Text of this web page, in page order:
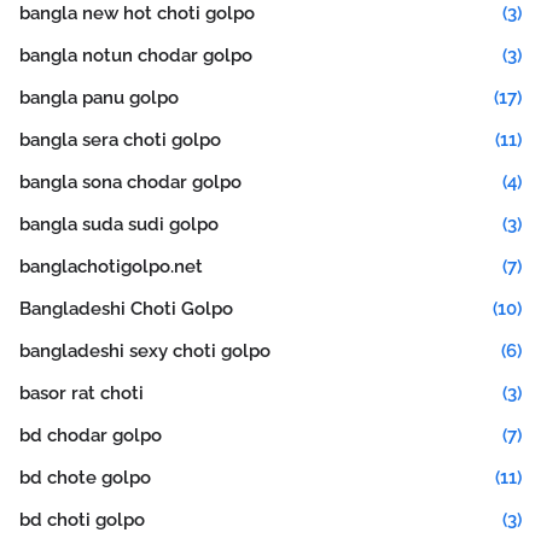
bangla new hot choti golpo
(3)
bangla notun chodar golpo
(3)
bangla panu golpo
(17)
bangla sera choti golpo
(11)
bangla sona chodar golpo
(4)
bangla suda sudi golpo
(3)
banglachotigolpo.net
(7)
Bangladeshi Choti Golpo
(10)
bangladeshi sexy choti golpo
(6)
basor rat choti
(3)
bd chodar golpo
(7)
bd chote golpo
(11)
bd choti golpo
(3)